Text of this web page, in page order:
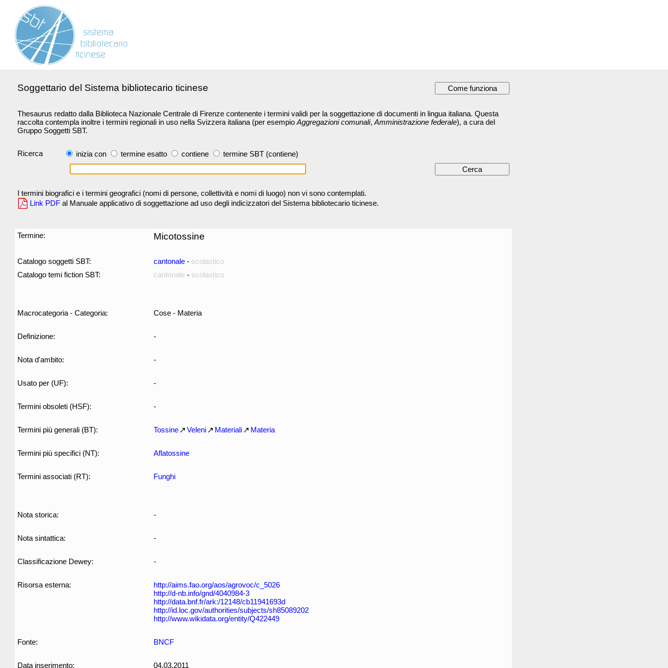
Soggettario del Sistema bibliotecario ticinese
Thesaurus redatto dalla Biblioteca Nazionale Centrale di Firenze contenente i termini validi per la soggettazione di documenti in lingua italiana. Questa
raccolta contempla inoltre i termini regionali in uso nella Svizzera italiana (per esempio Aggregazioni comunali, Amministrazione federale), a cura del
Gruppo Soggetti SBT.
Ricerca inizia con termine esatto contiene termine SBT (contiene)
I termini biografici e i termini geografici (nomi di persone, collettività e nomi di luogo) non vi sono contemplati.
Link PDF al Manuale applicativo di soggettazione ad uso degli indicizzatori del Sistema bibliotecario ticinese.
Termine: Micotossine
Catalogo soggetti SBT: cantonale - scolastico
Catalogo temi fiction SBT:
cantonale - scolastico
Macrocategoria - Categoria: Cose - Materia
Definizione: -
Nota d'ambito: -
Usato per (UF): -
Termini obsoleti (HSF): -
Termini più generali (BT): Tossine Veleni Materiali Materia
Termini più specifici (NT): Aflatossine
Termini associati (RT): Funghi
Nota storica: -
Nota sintattica: -
Classificazione Dewey: -
Risorsa esterna:
http://aims.fao.org/aos/agrovoc/c_5026
http://d-nb.info/gnd/4040984-3
http://data.bnf.fr/ark:/12148/cb11941693d
http://id.loc.gov/authorities/subjects/sh85089202
http://www.wikidata.org/entity/Q422449
Fonte: BNCF
Data inserimento: 04.03.2011